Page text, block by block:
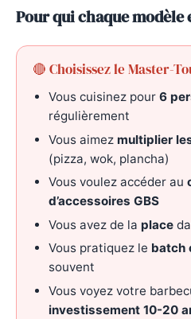
Pour qui chaque modèle
🔴 Choisissez le Master-
Vous cuisinez pour 6
régulièrement
Vous aimez multiplier
(pizza, wok, plancha)
Vous voulez accéder au
d’accessoires GBS
Vous avez de la place
Vous pratiquez le batch
souvent
Vous voyez votre
investissement 10-20